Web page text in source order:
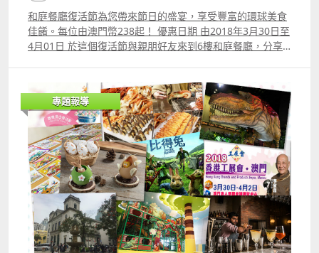
和庭餐廳復活節為您帶來節日的盛宴，享受豐富的環球美食
佳餚。每位由澳門幣238起！ 優惠日期 由2018年3月30日至
4月01日 於這個復活節與親朋好友來到6樓和庭餐廳，分享
帶來無盡的復活節氣氛。 須另加收 10% 服務費 營業時間：
12001430（午餐）及 18002130 晚餐 預約訂座及查詢 853
8883 5126 澳門大倉酒店 ● 六樓 「澳門銀河trade;」綜合
渡假城 澳門路氹城
專題報導